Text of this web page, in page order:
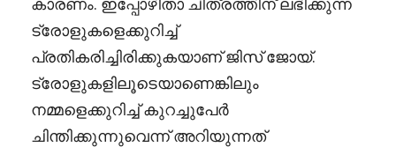
കാരണം. ഇപ്പോഴിതാ ചിത്രത്തിന് ലഭിക്കുന്ന
ട്രോളുകളെക്കുറിച്ച്
പ്രതികരിച്ചിരിക്കുകയാണ് ജിസ് ജോയ്.
ട്രോളുകളിലൂടെയാണെങ്കിലും
നമ്മളെക്കുറിച്ച് കുറച്ചുപേർ
ചിന്തിക്കുന്നുവെന്ന് അറിയുന്നത്